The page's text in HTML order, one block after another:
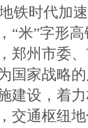
铁时代加
“米”字形
郑州市委
国家战略
建设，着
交通枢纽